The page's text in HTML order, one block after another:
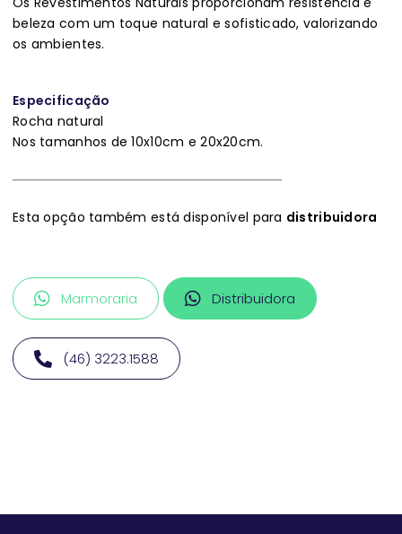
beleza com um toque natural e sofisticado, valorizando
os ambientes.
Especificação
Rocha natural
Nos tamanhos de 10x10cm e 20x20cm.
Esta opção também está disponível para distribuidora
Marmoraria Distribuidora
(46) 3223.1588